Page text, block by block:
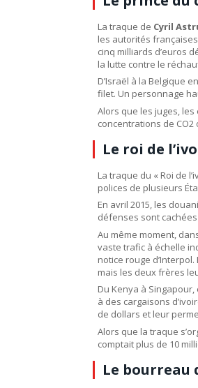
La traque de Cyril
les autorités
cinq milliards d’euros
la lutte contre le
D’Israël à la Belgique
filet. Un personnage
Alors que les juges,
concentrations de CO2
Le roi de
La traque du « Roi de
polices de plusieurs
En avril 2015, les
défenses sont
Au même moment,
vaste trafic à échelle
notice rouge
mais les deux frères
Du Kenya à
à des cargaisons
de dollars et leur
Alors que la traque
comptait plus de 10
Le bourreau